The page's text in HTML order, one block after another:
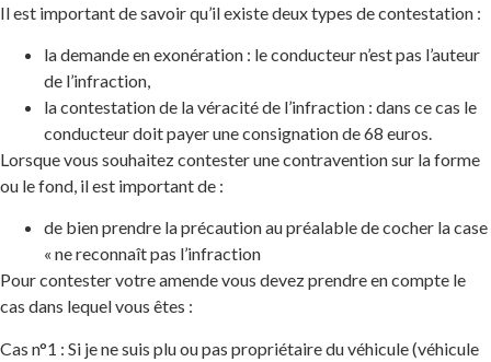
Il est important de savoir qu’il existe deux types de contestation :
la demande en exonération : le conducteur n’est pas l’auteur
de l’infraction,
la contestation de la véracité de l’infraction : dans ce cas le
conducteur doit payer une consignation de 68 euros.
Lorsque vous souhaitez contester une contravention sur la forme
ou le fond, il est important de :
de bien prendre la précaution au préalable de cocher la case
« ne reconnaît pas l’infraction
Pour contester votre amende vous devez prendre en compte le
cas dans lequel vous êtes :
Cas n°1 : Si je ne suis plu ou pas propriétaire du véhicule (véhicule